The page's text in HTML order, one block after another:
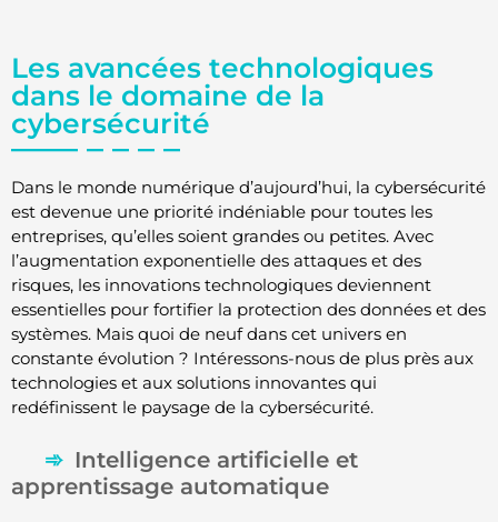
Les avancées technologiques
dans le domaine de la
cybersécurité
Dans le monde numérique d’aujourd’hui, la cybersécurité
est devenue une priorité indéniable pour toutes les
entreprises, qu’elles soient grandes ou petites. Avec
l’augmentation exponentielle des attaques et des
risques, les innovations technologiques deviennent
essentielles pour fortifier la protection des données et des
systèmes. Mais quoi de neuf dans cet univers en
constante évolution ? Intéressons-nous de plus près aux
technologies et aux solutions innovantes qui
redéfinissent le paysage de la cybersécurité.
Intelligence artificielle et
apprentissage automatique